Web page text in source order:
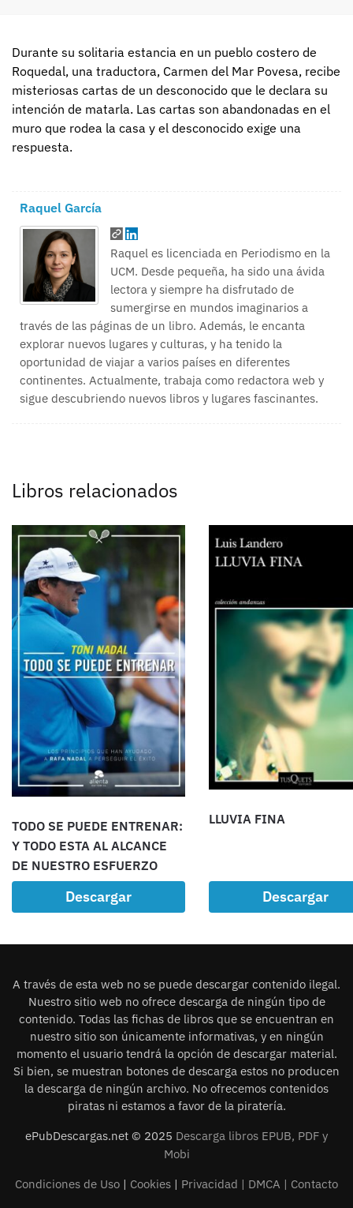
Durante su solitaria estancia en un pueblo costero de
Roquedal, una traductora, Carmen del Mar Povesa, recibe
misteriosas cartas de un desconocido que le declara su
intención de matarla. Las cartas son abandonadas en el
muro que rodea la casa y el desconocido exige una
respuesta.
Raquel García
Raquel es licenciada en Periodismo en la
UCM. Desde pequeña, ha sido una ávida
lectora y siempre ha disfrutado de
sumergirse en mundos imaginarios a
través de las páginas de un libro. Además, le encanta
explorar nuevos lugares y culturas, y ha tenido la
oportunidad de viajar a varios países en diferentes
continentes. Actualmente, trabaja como redactora web y
sigue descubriendo nuevos libros y lugares fascinantes.
Libros relacionados
TODO SE PUEDE ENTRENAR:
Y TODO ESTA AL ALCANCE
DE NUESTRO ESFUERZO
Descargar
LLUVIA FINA
Descargar
A través de esta web no se puede descargar contenido ilegal.
Nuestro sitio web no ofrece descarga de ningún tipo de
contenido. Todas las fichas de libros que se encuentran en
nuestro sitio son únicamente informativas, y en ningún
momento el usuario tendrá la opción de descargar material.
Si bien, se muestran botones de descarga estos no producen
la descarga de ningún archivo. No ofrecemos contenidos
piratas ni estamos a favor de la piratería.
ePubDescargas.net © 2025 Descarga libros EPUB, PDF y
Mobi
Condiciones de Uso | Cookies | Privacidad | DMCA | Contacto